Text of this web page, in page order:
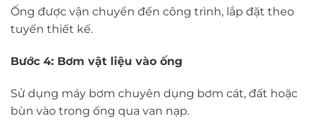
Ống được vận chuyển đến công trình, lắp đặt theo
tuyến thiết kế.
Bước 4: Bơm vật liệu vào ống
Sử dụng máy bơm chuyên dụng bơm cát, đất hoặc
bùn vào trong ống qua van nạp.